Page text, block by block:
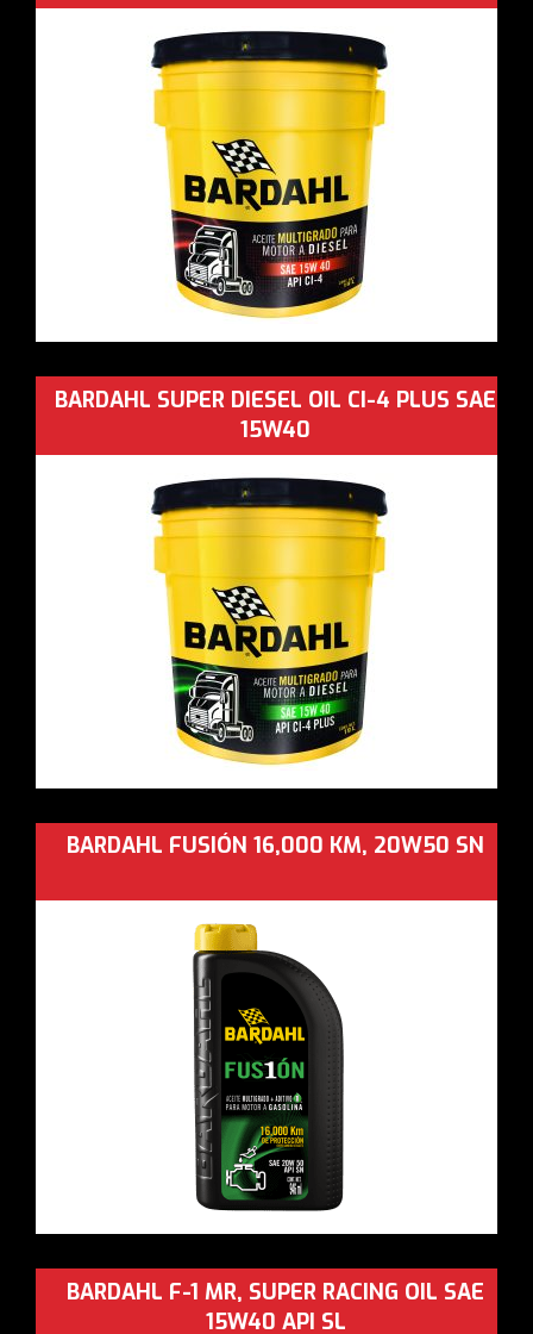
BARDAHL SUPER DIESEL OIL CI-4 PLUS SAE
15W40
BARDAHL FUSIÓN 16,000 KM, 20W50 SN
BARDAHL F-1 MR, SUPER RACING OIL SAE
15W40 API SL